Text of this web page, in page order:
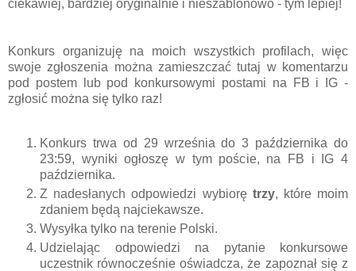
ciekawiej, bardziej oryginalnie i nieszablonowo - tym lepiej!
Konkurs organizuję na moich wszystkich profilach, więc
swoje zgłoszenia można zamieszczać tutaj w komentarzu
pod postem lub pod konkursowymi postami na FB i IG -
zgłosić można się tylko raz!
Konkurs trwa od 29 września do 3 października do
23:59, wyniki ogłoszę w tym poście, na FB i IG 4
października.
Z nadesłanych odpowiedzi wybiorę trzy, które moim
zdaniem będą najciekawsze.
Wysyłka tylko na terenie Polski.
Udzielając odpowiedzi na pytanie konkursowe
uczestnik równocześnie oświadcza, że zapoznał się z